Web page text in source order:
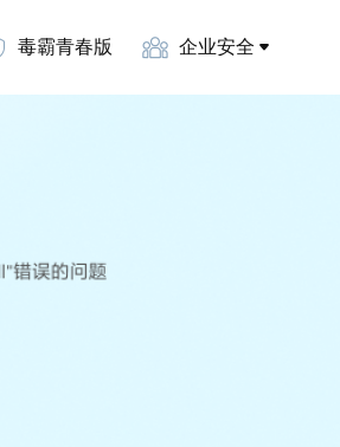
毒霸青春版 企业安全